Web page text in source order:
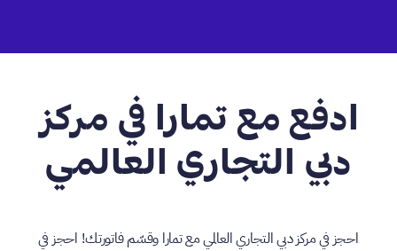
ادفع مع تمارا في مركز
دبي التجاري العالمي
احجز في مركز دبي التجاري العالمي مع تمارا وقسّم فاتورتك! احجز في